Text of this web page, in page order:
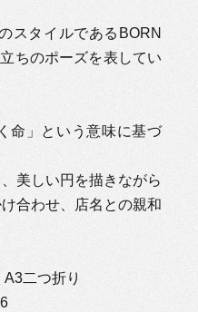
スタイルであるBORN
ちのポーズを表してい
命」という意味に基づ
美しい円を描きながら
合わせ、店名との親和
二つ折り